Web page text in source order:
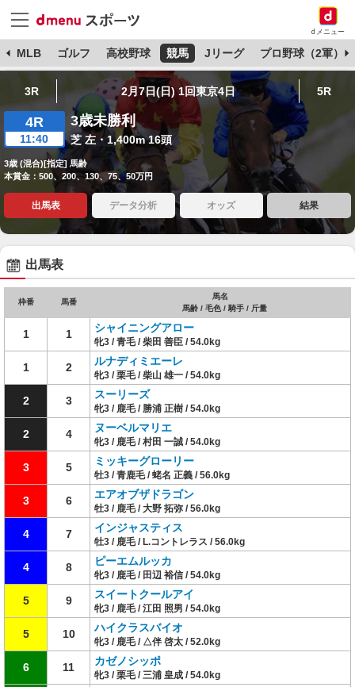
dメニュー
MLB ゴルフ 高校野球 競馬 Jリーグ プロ野球（2軍）
3R 2月7日(日) 1回東京4日 5R
4R
11:40
3歳未勝利
芝 左・1,400m 16頭
3歳 (混合)[指定] 馬齢
本賞金：500、200、130、75、50万円
出馬表 データ分析 オッズ 結果
出馬表
枠番 馬番
馬名
馬齢 / 毛色 / 騎手 / 斤量
1 1 シャイニングアロー
牝3 / 青毛 / 柴田 善臣 / 54.0kg
1 2 ルナディミエーレ
牝3 / 栗毛 / 柴山 雄一 / 54.0kg
2 3 スーリーズ
牝3 / 鹿毛 / 勝浦 正樹 / 54.0kg
2 4 ヌーベルマリエ
牝3 / 鹿毛 / 村田 一誠 / 54.0kg
3 5 ミッキーグローリー
牡3 / 青鹿毛 / 蛯名 正義 / 56.0kg
3 6 エアオブザドラゴン
牡3 / 鹿毛 / 大野 拓弥 / 56.0kg
4 7 インジャスティス
牡3 / 鹿毛 / L.コントレラス / 56.0kg
4 8 ピーエムルッカ
牝3 / 鹿毛 / 田辺 裕信 / 54.0kg
5 9 スイートクールアイ
牝3 / 鹿毛 / 江田 照男 / 54.0kg
5 10 ハイクラスバイオ
牝3 / 鹿毛 / △伴 啓太 / 52.0kg
6 11 カゼノシッポ
牝3 / 栗毛 / 三浦 皇成 / 54.0kg